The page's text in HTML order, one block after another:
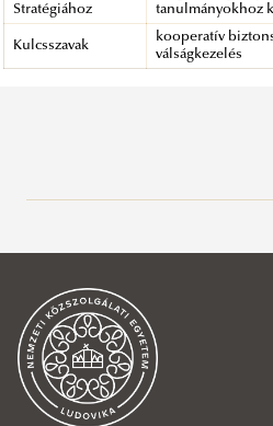
Jó Állam Kutatások
Bemutatás
Jó Állam Jelentés
Jó Állam Jelentés 2019 – Első
Jó Állam Jelentés 2018
Jó Állam Véleményfelmérés
Jó Állam Véleményfelmérés
Jó Állam Mérhetősége
KÖFOP keretében megvalósult
Concha Győző Doktori
Egyed István Posztdoktori
Lőrincz Lajos Professzori
Stratégiához
tanulmányokhoz
Kulcsszavak
kooperatív
válságkezelés